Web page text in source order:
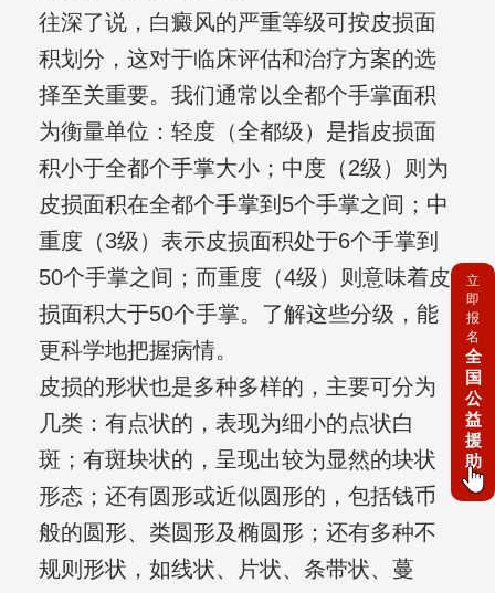
往深了说，白癜风的严重等级可按皮损面
积划分，这对于临床评估和治疗方案的选
择至关重要。我们通常以全都个手掌面积
为衡量单位：轻度（全都级）是指皮损面
积小于全都个手掌大小；中度（2级）则为
皮损面积在全都个手掌到5个手掌之间；中
重度（3级）表示皮损面积处于6个手掌到
50个手掌之间；而重度（4级）则意味着皮
损面积大于50个手掌。了解这些分级，能
更科学地把握病情。
皮损的形状也是多种多样的，主要可分为
几类：有点状的，表现为细小的点状白
斑；有斑块状的，呈现出较为显然的块状
形态；还有圆形或近似圆形的，包括钱币
般的圆形、类圆形及椭圆形；还有多种不
规则形状，如线状、片状、条带状、蔓
立
即
报
名
全
国
公
益
援
助